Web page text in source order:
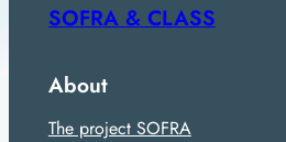
SOFRA & CLASS
About
The project SOFRA